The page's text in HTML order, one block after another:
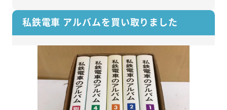
私鉄電車 アルバムを買い取りました